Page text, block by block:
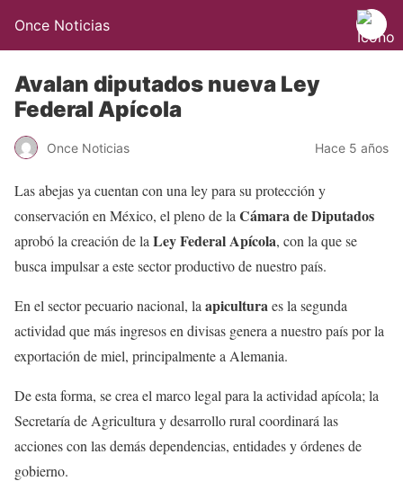
Once Noticias
Avalan diputados nueva Ley
Federal Apícola
Once Noticias Hace 5 años
Las abejas ya cuentan con una ley para su protección y
conservación en México, el pleno de la Cámara de Diputados
aprobó la creación de la Ley Federal Apícola, con la que se
busca impulsar a este sector productivo de nuestro país.
En el sector pecuario nacional, la apiculturaes la segunda
actividad que más ingresos en divisas genera a nuestro país por la
exportación de miel, principalmente a Alemania.
De esta forma, se crea el marco legal para la actividad apícola; la
Secretaría de Agricultura y desarrollo rural coordinará las
acciones con las demás dependencias, entidades y órdenes de
gobierno.